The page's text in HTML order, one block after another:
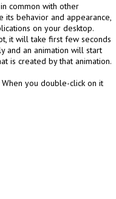
common with other
its behavior and appearance,
on your desktop.
it will take first few seconds
and an animation will start
is created by that animation.
you double-click on it